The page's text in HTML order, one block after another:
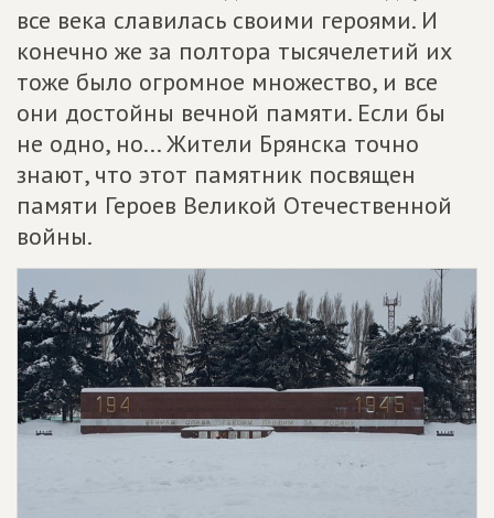
все века славилась своими героями. И
конечно же за полтора тысячелетий их
тоже было огромное множество, и все
они достойны вечной памяти. Если бы
не одно, но... Жители Брянска точно
знают, что этот памятник посвящен
памяти Героев Великой Отечественной
войны.